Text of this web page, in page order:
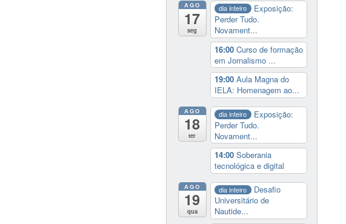
AGO
17
seg
dia inteiro
Exposição:
Perder Tudo.
Novament...
16:00 Curso de formação
em Jornalismo ...
19:00 Aula Magna do
IELA: Homenagem ao...
AGO
18
ter
dia inteiro
Exposição:
Perder Tudo.
Novament...
14:00 Soberania
tecnológica e digital
AGO
19
qua
dia inteiro
Desafio
Universitário de
Nautide...